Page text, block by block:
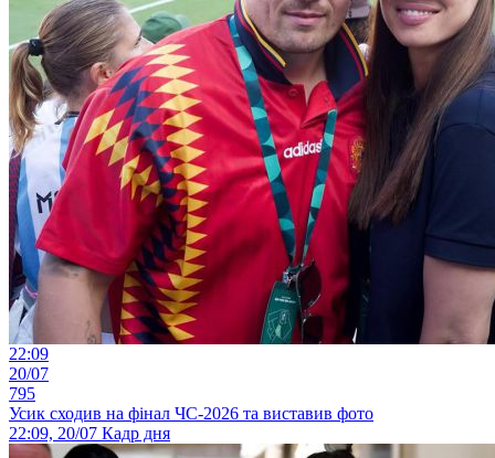
22:09
20/07
795
Усик сходив на фінал ЧС-2026 та виставив фото
22:09, 20/07 Кадр дня